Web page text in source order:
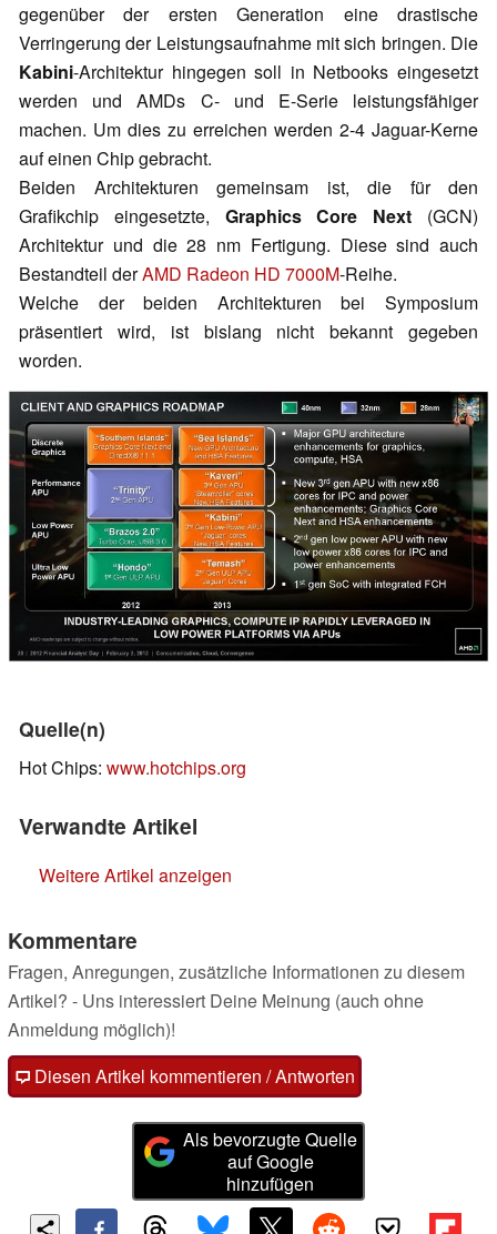
gegenüber der ersten Generation eine drastische
Verringerung der Leistungsaufnahme mit sich bringen. Die
Kabini-Architektur hingegen soll in Netbooks eingesetzt
werden und AMDs C- und E-Serie leistungsfähiger
machen. Um dies zu erreichen werden 2-4 Jaguar-Kerne
auf einen Chip gebracht.
Beiden Architekturen gemeinsam ist, die für den
Grafikchip eingesetzte, Graphics Core Next (GCN)
Architektur und die 28 nm Fertigung. Diese sind auch
Bestandteil derAMD Radeon HD 7000M-Reihe.
Welche der beiden Architekturen bei Symposium
präsentiert wird, ist bislang nicht bekannt gegeben
worden.
Quelle(n)
Hot Chips: www.hotchips.org
Verwandte Artikel
Weitere Artikel anzeigen
Kommentare
Fragen, Anregungen, zusätzliche Informationen zu diesem
Artikel? - Uns interessiert Deine Meinung (auch ohne
Anmeldung möglich)!
Diesen Artikel kommentieren / Antworten
Als bevorzugte Quelle
auf Google
hinzufügen